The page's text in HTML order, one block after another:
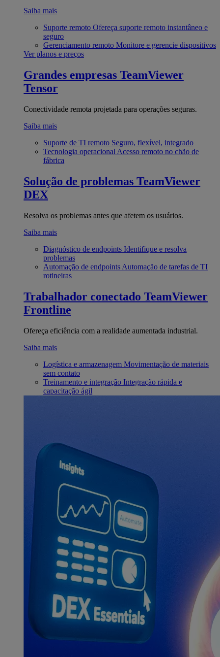
Saiba mais
Suporte remoto Ofereça suporte remoto instantâneo e
seguro
Gerenciamento remoto Monitore e gerencie dispositivos
Ver planos e preços
Grandes empresas TeamViewer
Tensor
Conectividade remota projetada para operações seguras.
Saiba mais
Suporte de TI remoto Seguro, flexível, integrado
Tecnologia operacional Acesso remoto no chão de
fábrica
Solução de problemas TeamViewer
DEX
Resolva os problemas antes que afetem os usuários.
Saiba mais
Diagnóstico de endpoints Identifique e resolva
problemas
Automação de endpoints Automação de tarefas de TI
rotineiras
Trabalhador conectado TeamViewer
Frontline
Ofereça eficiência com a realidade aumentada industrial.
Saiba mais
Logística e armazenagem Movimentação de materiais
sem contato
Treinamento e integração Integração rápida e
capacitação ágil